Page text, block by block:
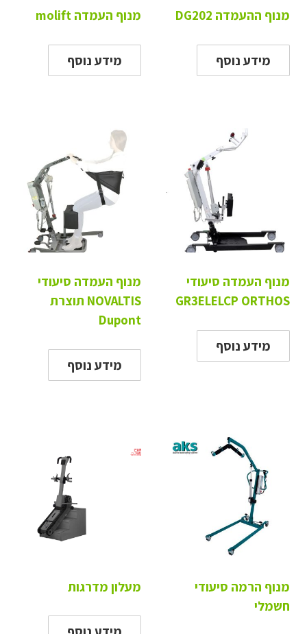
מנוף ההעמדה DG202
מידע נוסף
מנוף העמדה molift
מידע נוסף
מנוף העמדה סיעודי
GR3ELELCP ORTHOS
מידע נוסף
מנוף העמדה סיעודי
NOVALTIS תוצרת
Dupont
מידע נוסף
מנוף הרמה סיעודי
חשמלי
מעלון מדרגות